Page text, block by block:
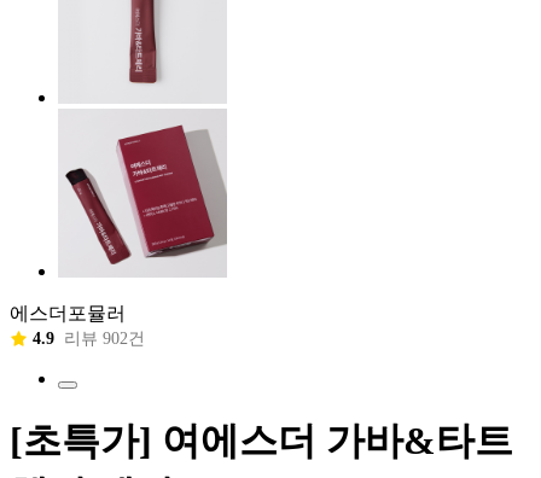
에스더포뮬러
4.9 리뷰 902건
[초특가] 여에스더 가바&타트